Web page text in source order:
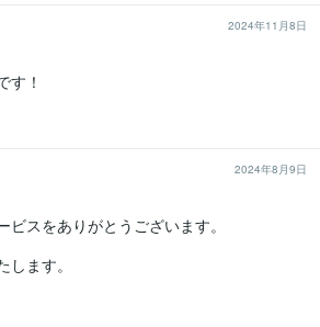
2024年11月8日
す！
2024年8月9日
スをありがとうございます。
ます。